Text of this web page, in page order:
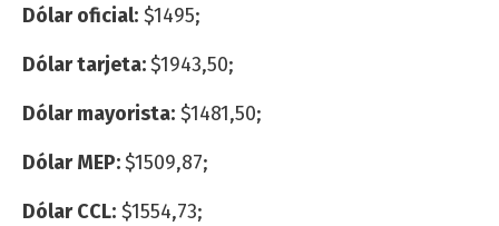
Dólar oficial: $1495;
Dólar tarjeta:$1943,50;
Dólar mayorista: $1481,50;
Dólar MEP:$1509,87;
Dólar CCL: $1554,73;